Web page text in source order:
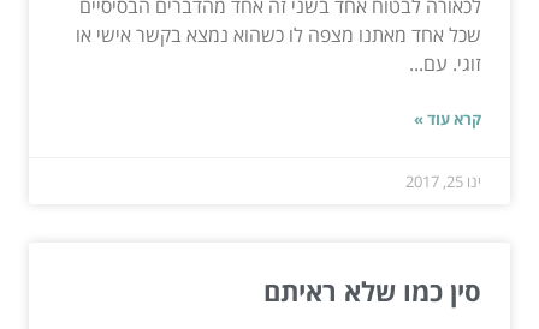
לכאורה לבטוח אחד בשני זה אחד מהדברים הבסיסיים
שכל אחד מאתנו מצפה לו כשהוא נמצא בקשר אישי או
זוגי. עם...
קרא עוד »
ינו 25, 2017
סין כמו שלא ראיתם